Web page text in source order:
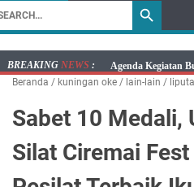
BREAKING NEWS :
Kamis 6 Agustus
Besaran Biayanya
Layanan Mobil
Embun Pagi
Setiap Noda Ada
Beranda / kuningan oke / lain-lain /
Sabet 10 Medali,
Silat Ciremai